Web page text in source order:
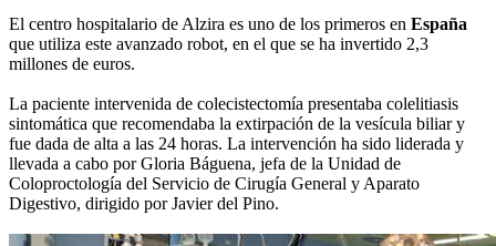
El centro hospitalario de Alzira es uno de los primeros en España
que utiliza este avanzado robot, en el que se ha invertido 2,3
millones de euros.
La paciente intervenida de colecistectomía presentaba colelitiasis
sintomática que recomendaba la extirpación de la vesícula biliar y
fue dada de alta a las 24 horas. La intervención ha sido liderada y
llevada a cabo por Gloria Báguena, jefa de la Unidad de
Coloproctología del Servicio de Cirugía General y Aparato
Digestivo, dirigido por Javier del Pino.